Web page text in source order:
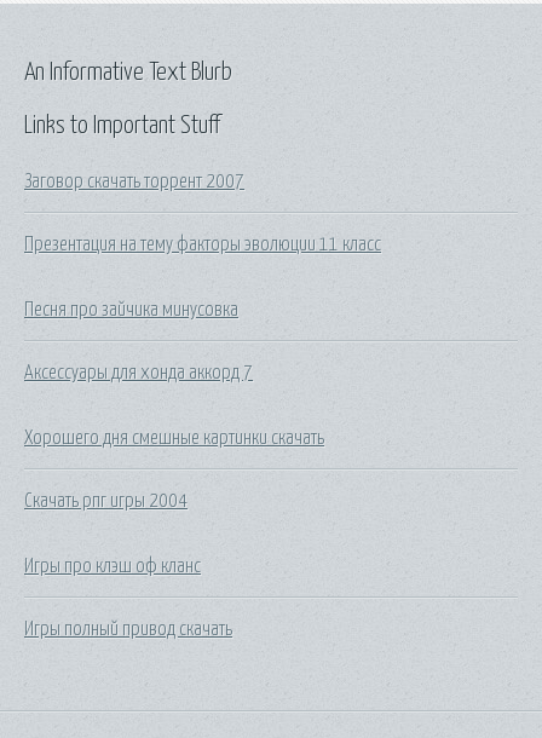
Links to Important Stuff
Заговор скачать торрент 2007
Презентация на тему факторы эволюции 11 класс
Песня про зайчика минусовка
Аксессуары для хонда аккорд 7
Хорошего дня смешные картинки скачать
Скачать рпг игры 2004
Игры про клэш оф кланс
Игры полный привод скачать
An Informative Text Blurb